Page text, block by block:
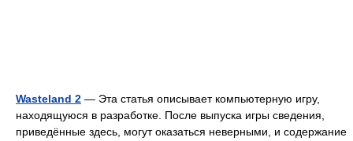
Wasteland 2 — Эта статья описывает компьютерную игру,
находящуюся в разработке. После выпуска игры сведения,
приведённые здесь, могут оказаться неверными, и содержание